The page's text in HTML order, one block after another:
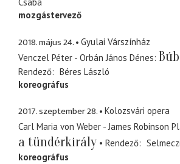
Csaba
mozgástervező
2018. május 24.
Gyulai Várszínház
Venczel Péter - Orbán János Dénes
Rendező
Béres László
koreográfus
2017. szeptember 28.
Kolozsvári opera
Carl Maria von Weber - James Robinson
a tündérkirály
Rendező
koreográfus